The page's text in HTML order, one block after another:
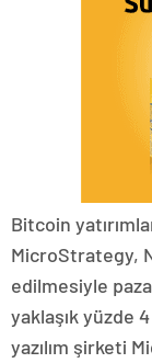
Bitcoin
MicroStrategy,
edilmesiyle
yaklaşık yüzde
yazılım şirketi